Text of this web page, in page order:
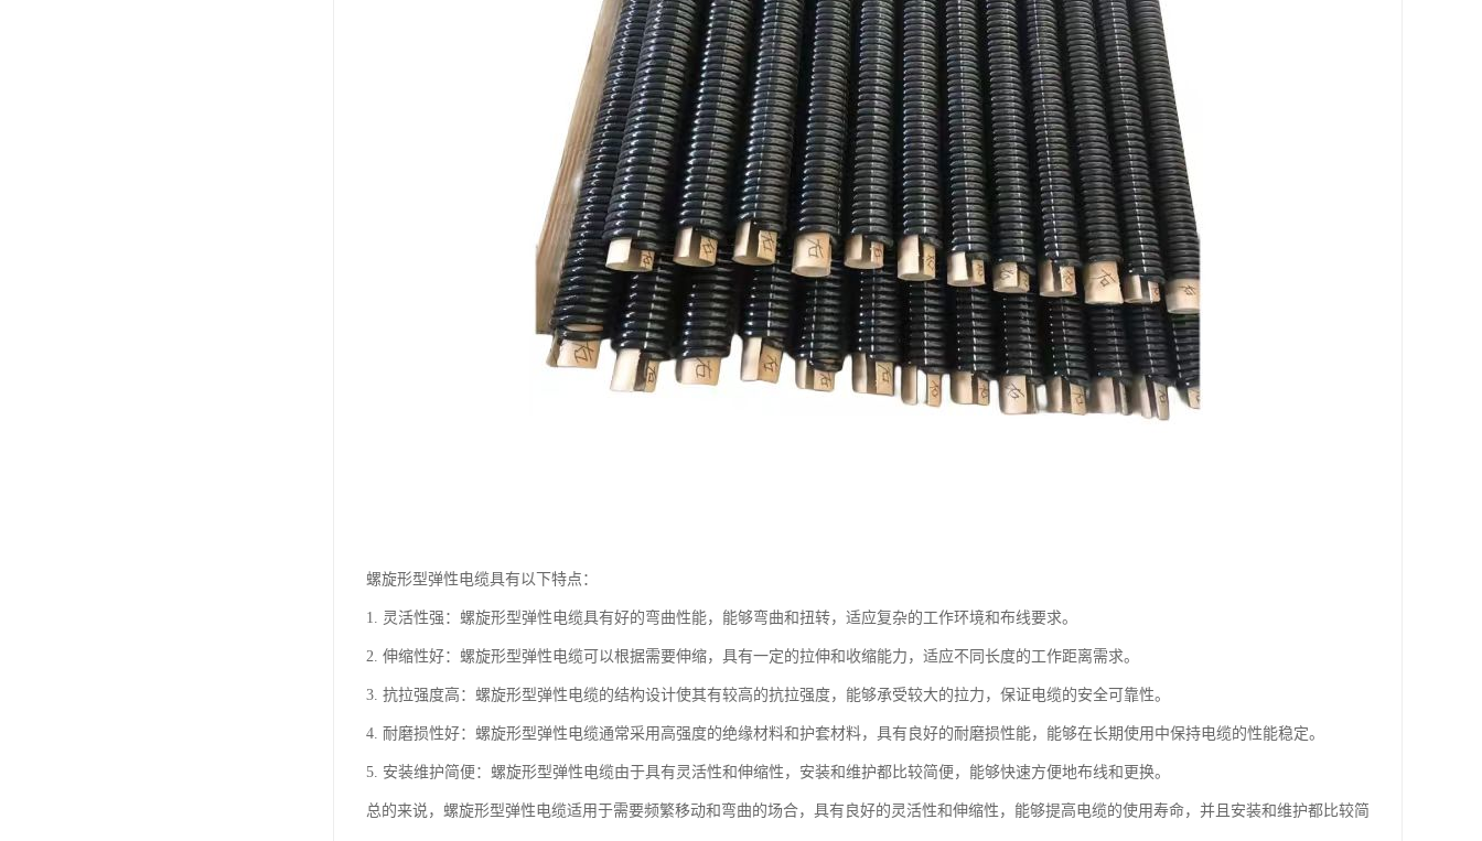
螺旋形型弹性电缆具有以下特点：
1. 灵活性强：螺旋形型弹性电缆具有好的弯曲性能，能够弯曲和扭转，适应复杂的工作环境和布线要求。
2. 伸缩性好：螺旋形型弹性电缆可以根据需要伸缩，具有一定的拉伸和收缩能力，适应不同长度的工作距离需求。
3. 抗拉强度高：螺旋形型弹性电缆的结构设计使其有较高的抗拉强度，能够承受较大的拉力，保证电缆的安全可靠性。
4. 耐磨损性好：螺旋形型弹性电缆通常采用高强度的绝缘材料和护套材料，具有良好的耐磨损性能，能够在长期使用中保持电缆的性能稳定。
5. 安装维护简便：螺旋形型弹性电缆由于具有灵活性和伸缩性，安装和维护都比较简便，能够快速方便地布线和更换。
总的来说，螺旋形型弹性电缆适用于需要频繁移动和弯曲的场合，具有良好的灵活性和伸缩性，能够提高电缆的使用寿命，并且安装和维护都比较简